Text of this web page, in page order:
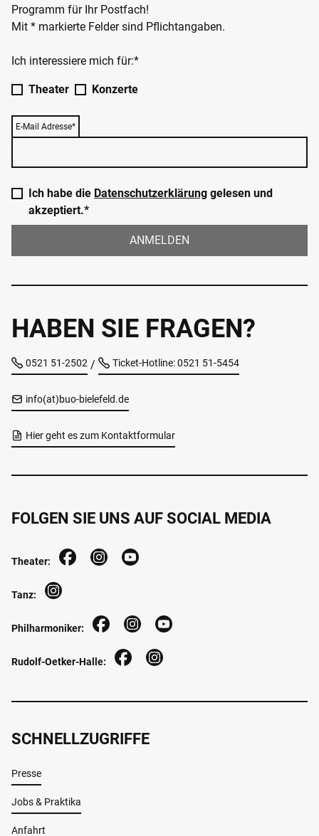
Programm für Ihr Postfach!
Mit * markierte Felder sind Pflichtangaben.
Ich interessiere mich für:*
Theater Konzerte
E-Mail Adresse*
Ich habe die Datenschutzerklärung gelesen und
akzeptiert.*
ANMELDEN
HABEN SIE FRAGEN?
0521 51-2502 / Ticket-Hotline: 0521 51-5454
info(at)buo-bielefeld.de
Hier geht es zum Kontaktformular
SCHNELLZUGRIFFE
Presse
Jobs & Praktika
Anfahrt
FOLGEN SIE UNS AUF SOCIAL MEDIA
Theater:
Tanz:
Philharmoniker:
Rudolf-Oetker-Halle: